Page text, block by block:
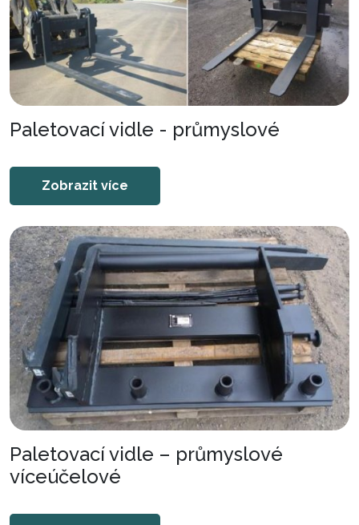
Paletovací vidle - průmyslové
Zobrazit více
Paletovací vidle – průmyslové
víceúčelové